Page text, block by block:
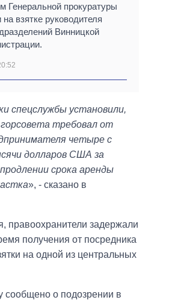
Генеральной прокуратуры
взятке руководителя
Винницкой
спецслужбы установили,
требовал от
четыре с
долларов США за
срока аренды
», - сказано в
правоохранители задержали
получения от посредника
на одной из центральных
сообщено о подозрении в